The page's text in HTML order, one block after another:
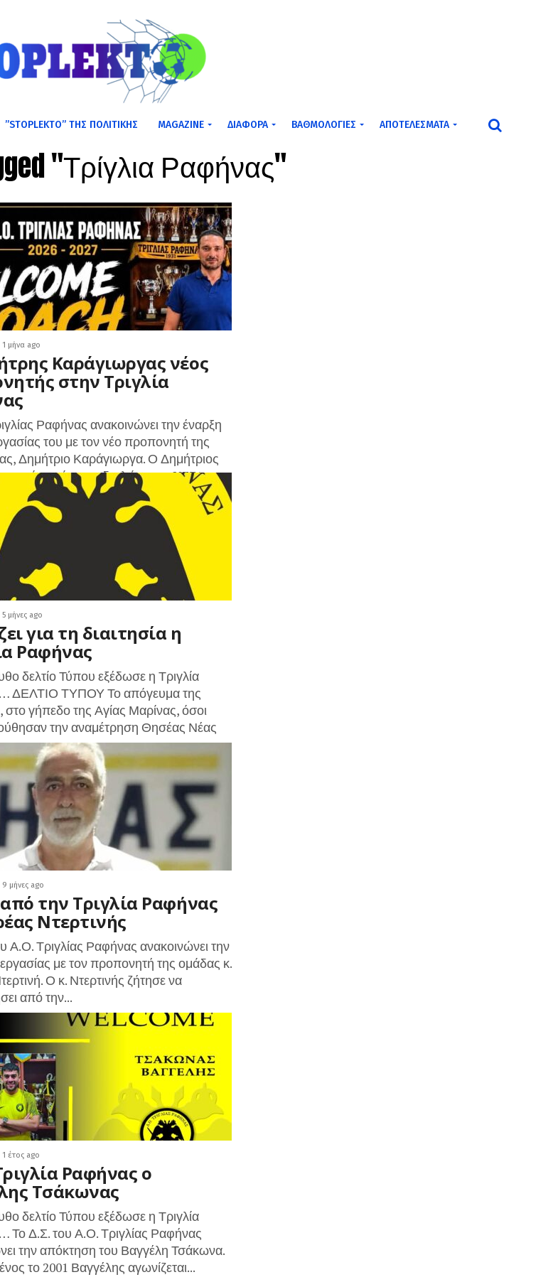
”STOPLEKTO” ΤΗΣ ΠΟΛΙΤΙΚΗΣ MAGAZINE ΔΙΆΦΟΡΑ ΒΑΘΜΟΛΟΓΊΕΣ ΑΠΟΤΕΛΈΣΜΑΤΑ
"Τρίγλια Ραφήνας"
1 μήνα ago
Καράγιωργας νέος
στην Τριγλία
Ραφήνας ανακοινώνει την έναρξη
του με τον νέο προπονητή της
Δημήτριο Καράγιωργα. Ο Δημήτριος
είναι κάτοχος διπλώματος UEFA...
5 μήνες ago
για τη διαιτησία η
Ραφήνας
δελτίο Τύπου εξέδωσε η Τριγλία
ΔΕΛΤΙΟ ΤΥΠΟΥ Το απόγευμα της
στο γήπεδο της Αγίας Μαρίνας, όσοι
την αναμέτρηση Θησέας Νέας
9 μήνες ago
την Τριγλία Ραφήνας
Ντερτινής
Α.Ο. Τριγλίας Ραφήνας ανακοινώνει την
με τον προπονητή της ομάδας κ.
Ο κ. Ντερτινής ζήτησε να
από την...
1 έτος ago
Ραφήνας ο
Τσάκωνας
δελτίο Τύπου εξέδωσε η Τριγλία
Το Δ.Σ. του Α.Ο. Τριγλίας Ραφήνας
την απόκτηση του Βαγγέλη Τσάκωνα.
το 2001 Βαγγέλης αγωνίζεται...